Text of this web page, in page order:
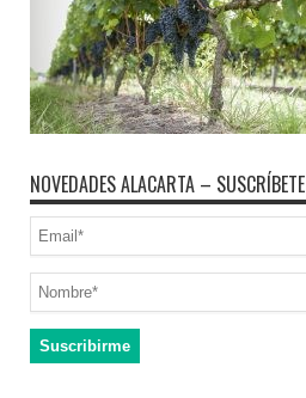
NOVEDADES ALACARTA – SUSCRÍBETE